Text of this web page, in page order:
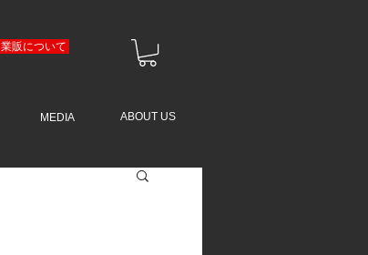
業販について
MEDIA ABOUT US